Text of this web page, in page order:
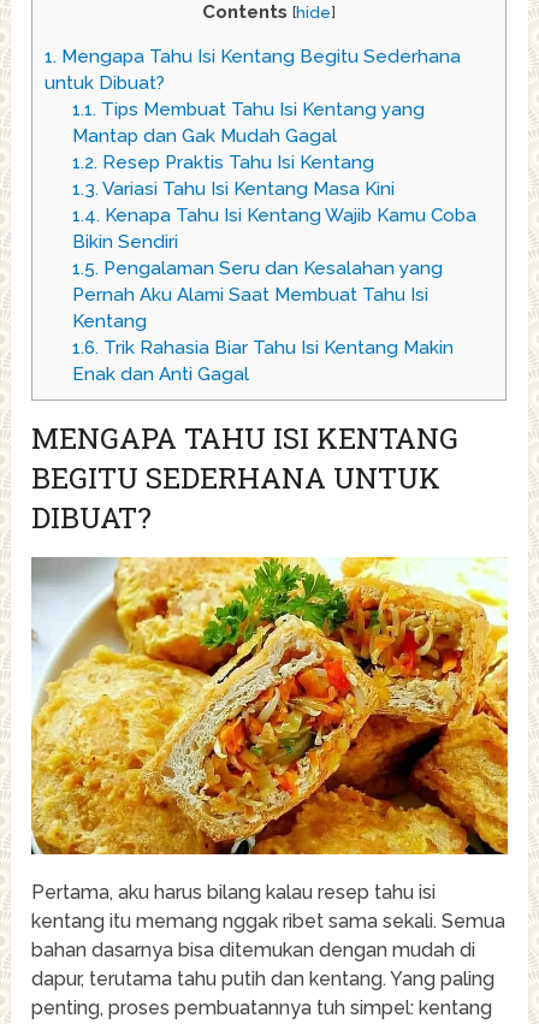
Contents [hide]
1. Mengapa Tahu Isi Kentang Begitu Sederhana
untuk Dibuat?
1.1.Tips Membuat Tahu Isi Kentang yang
Mantap dan Gak Mudah Gagal
1.2.Resep Praktis Tahu Isi Kentang
1.3.Variasi Tahu Isi Kentang Masa Kini
1.4.Kenapa Tahu Isi Kentang Wajib Kamu Coba
Bikin Sendiri
1.5.Pengalaman Seru dan Kesalahan yang
Pernah Aku Alami Saat Membuat Tahu Isi
Kentang
1.6.Trik Rahasia Biar Tahu Isi Kentang Makin
Enak dan Anti Gagal
MENGAPA TAHU ISI KENTANG
BEGITU SEDERHANA UNTUK
DIBUAT?
Pertama, aku harus bilang kalau resep tahu isi
kentang itu memang nggak ribet sama sekali. Semua
bahan dasarnya bisa ditemukan dengan mudah di
dapur, terutama tahu putih dan kentang. Yang paling
penting, proses pembuatannya tuh simpel: kentang